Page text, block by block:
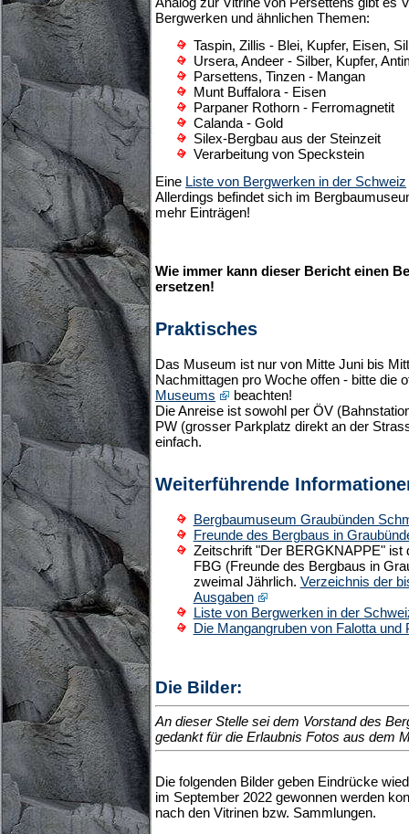
Bergwerken und ähnlichen Themen:
Taspin, Zillis - Blei, Kupfer, Eisen,
Ursera, Andeer - Silber, Kupfer,
Parsettens, Tinzen - Mangan
Munt Buffalora - Eisen
Parpaner Rothorn - Ferromagnetit
Calanda - Gold
Silex-Bergbau aus der Steinzeit
Verarbeitung von Speckstein
Eine Liste von Bergwerken in der Schweiz
Allerdings befindet sich im
mehr Einträgen!
Wie immer kann dieser Bericht einen
ersetzen!
Praktisches
Das Museum ist nur von Mitte Juni bis
Nachmittagen pro Woche offen - bitte die
Museums
beachten!
Die Anreise ist sowohl per ÖV
PW (grosser Parkplatz direkt an der
einfach.
Weiterführende
Bergbaumuseum Graubünden
Freunde des Bergbaus in
Zeitschrift "Der BERGKNAPPE" ist
FBG (Freunde des Bergbaus in
zweimal Jährlich. Verzeichnis der
Ausgaben
Liste von Bergwerken in der
Die Mangangruben von Falotta und
Die Bilder:
An dieser Stelle sei dem Vorstand des
gedankt für die Erlaubnis Fotos aus dem
Die folgenden Bilder geben Eindrücke
im September 2022 gewonnen werden
nach den Vitrinen bzw. Sammlungen.